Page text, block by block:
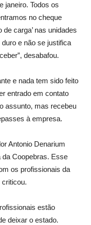
janeiro. Todos os
no cheque
de carga’ nas unidades
e não se justifica
desabafou.
e nada tem sido feito
entrado em contato
assunto, mas recebeu
à empresa.
Antonio Denarium
da Coopebras. Esse
os profissionais da
criticou.
estão
deixar o estado.